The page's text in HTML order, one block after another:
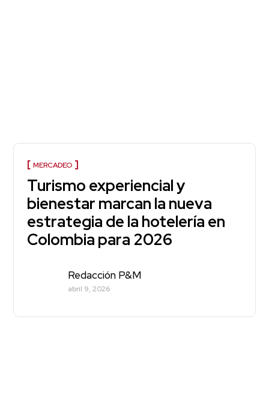
MERCADEO
Turismo experiencial y
bienestar marcan la nueva
estrategia de la hotelería en
Colombia para 2026
Redacción P&M
abril 9, 2026